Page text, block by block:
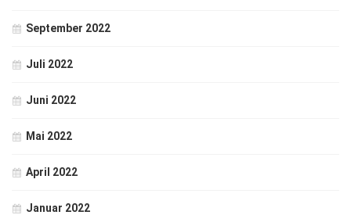
September 2022
Juli 2022
Juni 2022
Mai 2022
April 2022
Januar 2022